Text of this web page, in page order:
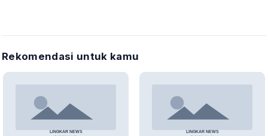
Rekomendasi untuk kamu